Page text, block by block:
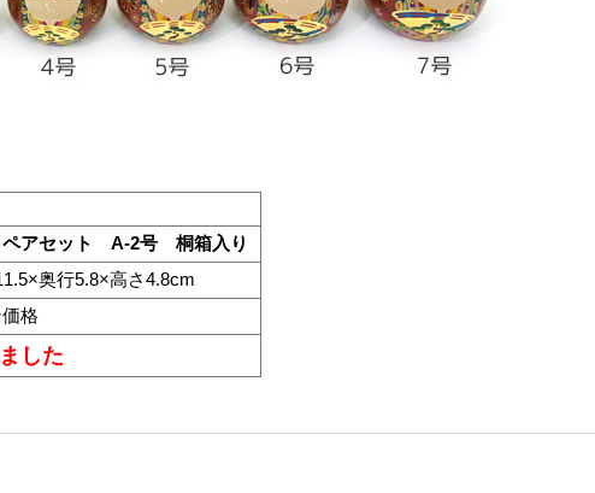
アセット A-2号 桐箱入り
奥行5.8×高さ4.8cm
格
した